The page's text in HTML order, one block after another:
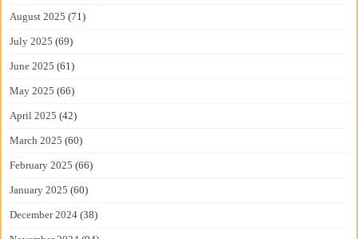
August 2025 (71)
July 2025 (69)
June 2025 (61)
May 2025 (66)
April 2025 (42)
March 2025 (60)
February 2025 (66)
January 2025 (60)
December 2024 (38)